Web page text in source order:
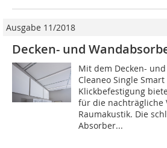
Ausgabe 11/2018
Decken- und
Mit dem Decken-
Cleaneo Single
Klickbefestigung
für die nachträgliche
Raumakustik. Die
Absorber...